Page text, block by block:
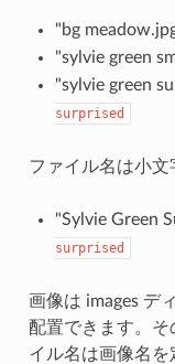
"bg
"sylvie green
"sylvie green
surprised
ファイル名は小文
"Sylvie Green
surprised
画像は images デ
配置できます。
イル名は画像名を